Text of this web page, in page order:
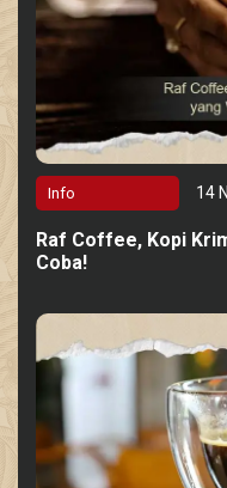
Info 14
Raf Coffee, Kopi
Coba!